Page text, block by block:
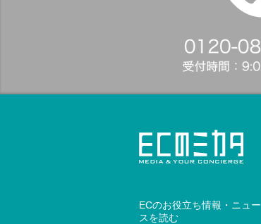
ECのお役立ち情報・ニュー
スを読む